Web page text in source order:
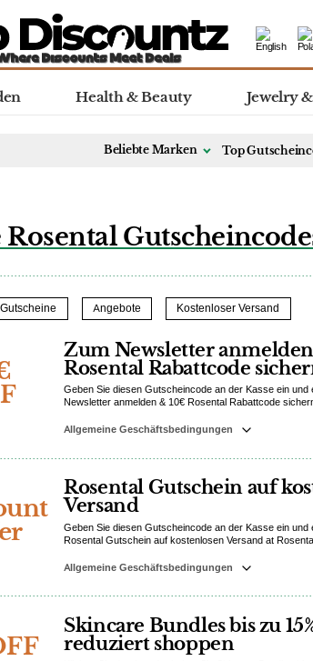
Health & Beauty Jewelry
Beliebte Marken Top
Rosental
Gutscheine Angebote Kostenloser Versand
Zum Newsletter
Rosental Rabattcode
Geben Sie diesen Gutscheincode an der Kasse ein und
Newsletter anmelden & 10€ Rosental Rabattcode
Allgemeine Geschäftsbedingungen
Rosental Gutschein auf
Versand
Geben Sie diesen Gutscheincode an der Kasse ein und
Rosental Gutschein auf kostenlosen Versand at
Allgemeine Geschäftsbedingungen
Skincare Bundles bis zu
reduziert shoppen